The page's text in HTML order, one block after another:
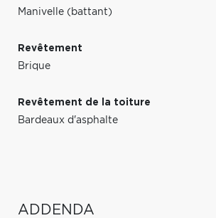
Manivelle (battant)
Revêtement
Brique
Revêtement de la toiture
Bardeaux d'asphalte
ADDENDA